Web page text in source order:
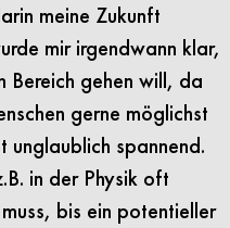
meine Zukunft
mir irgendwann klar,
Bereich gehen will, da
gerne möglichst
unglaublich spannend.
in der Physik oft
bis ein potentieller